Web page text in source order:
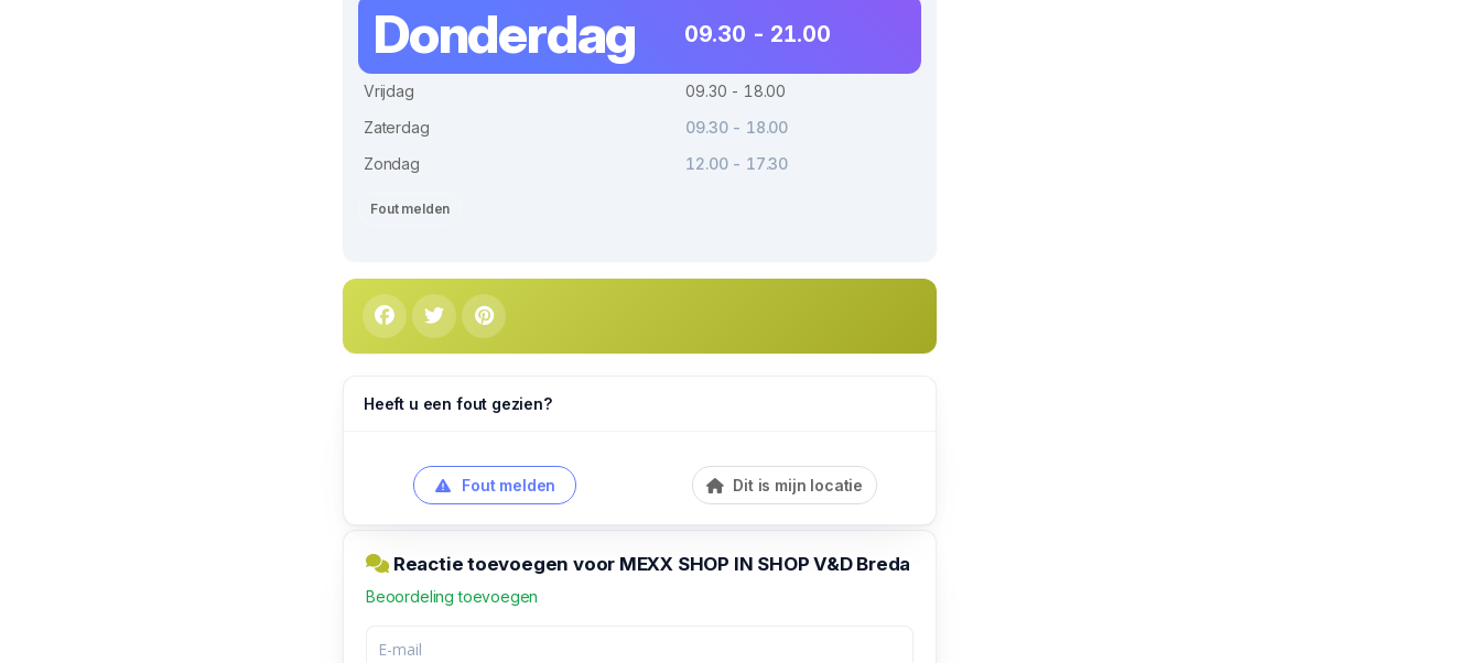
Donderdag 09.30 - 21.00
Vrijdag
09.30 - 18.00
Zaterdag
09.30 - 18.00
Zondag
12.00 - 17.30
Fout melden
Heeft u een fout gezien?
Fout melden Dit is mijn locatie
Reactie toevoegen voor MEXX SHOP IN SHOP V&D Breda
Beoordeling toevoegen